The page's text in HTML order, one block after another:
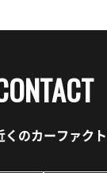
くのカーファク